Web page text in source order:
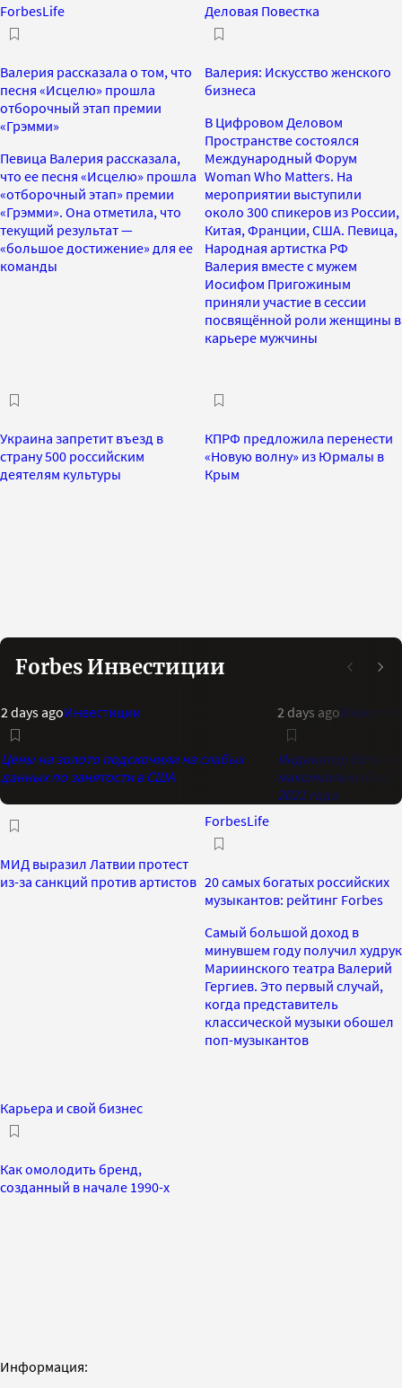
ForbesLife
Валерия рассказала о том, что
песня «Исцелю» прошла
отборочный этап премии
«Грэмми»
Певица Валерия рассказала,
что ее песня «Исцелю» прошла
«отборочный этап» премии
«Грэмми». Она отметила, что
текущий результат —
«большое достижение» для ее
команды
Деловая Повестка
Валерия: Искусство женского
бизнеса
В Цифровом Деловом
Пространстве состоялся
Международный Форум
Woman Who Matters. На
мероприятии выступили
около 300 спикеров из России,
Китая, Франции, США. Певица,
Народная артистка РФ
Валерия вместе с мужем
Иосифом Пригожиным
приняли участие в сессии
посвящённой роли женщины в
карьере мужчины
Украина запретит въезд в
страну 500 российским
деятелям культуры
КПРФ предложила перенести
«Новую волну» из Юрмалы в
Крым
Forbes Инвестиции
2 days agoИнвестиции
Цены на золото подскочили на слабых
данных по занятости в США
2 days ago
Индикатор Bank of
максимальный
2021 года
МИД выразил Латвии протест
из-за санкций против артистов
ForbesLife
20 самых богатых российских
музыкантов: рейтинг Forbes
Самый большой доход в
минувшем году получил худрук
Мариинского театра Валерий
Гергиев. Это первый случай,
когда представитель
классической музыки обошел
поп-музыкантов
Карьера и свой бизнес
Как омолодить бренд,
созданный в начале 1990-х
Информация: